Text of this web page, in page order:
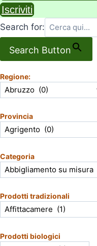
Iscriviti
Search for:
Search Button
Regione:
Provincia
Categoria
Prodotti tradizionali
Prodotti biologici